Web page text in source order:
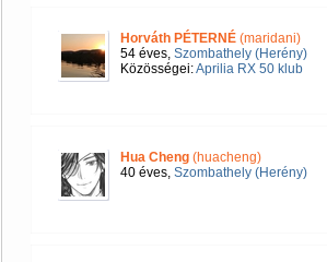
Horváth PÉTERNÉ (maridani)
54 éves, Szombathely (Herény)
Közösségei:Aprilia RX 50 klub
Hua Cheng (huacheng)
40 éves, Szombathely (Herény)